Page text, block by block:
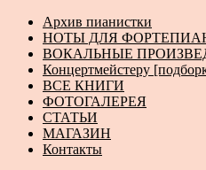
Архив пианистки
НОТЫ ДЛЯ
ВОКАЛЬНЫЕ
Концертмейстеру
ВСЕ КНИГИ
ФОТОГАЛЕРЕЯ
СТАТЬИ
МАГАЗИН
Контакты